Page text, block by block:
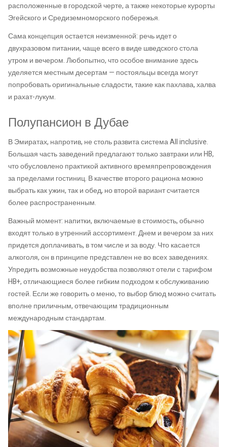
расположенные в городской черте, а также некоторые курорты
Эгейского и Средиземноморского побережья.
Сама концепция остается неизменной: речь идет о
двухразовом питании, чаще всего в виде шведского стола
утром и вечером. Любопытно, что особое внимание здесь
уделяется местным десертам — постояльцы всегда могут
попробовать оригинальные сладости, такие как пахлава, халва
и рахат-лукум.
Полупансион в Дубае
В Эмиратах, напротив, не столь развита система All inclusive.
Большая часть заведений предлагают только завтраки или HB,
что обусловлено практикой активного времяпрепровождения
за пределами гостиниц. В качестве второго рациона можно
выбрать как ужин, так и обед, но второй вариант считается
более распространенным.
Важный момент: напитки, включаемые в стоимость, обычно
входят только в утренний ассортимент. Днем и вечером за них
придется доплачивать, в том числе и за воду. Что касается
алкоголя, он в принципе представлен не во всех заведениях.
Упредить возможные неудобства позволяют отели с тарифом
HB+, отличающиеся более гибким подходом к обслуживанию
гостей. Если же говорить о меню, то выбор блюд можно считать
вполне приличным, отвечающим традиционным
международным стандартам.